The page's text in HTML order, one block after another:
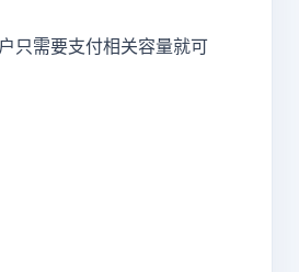
只需要支付相关容量就可